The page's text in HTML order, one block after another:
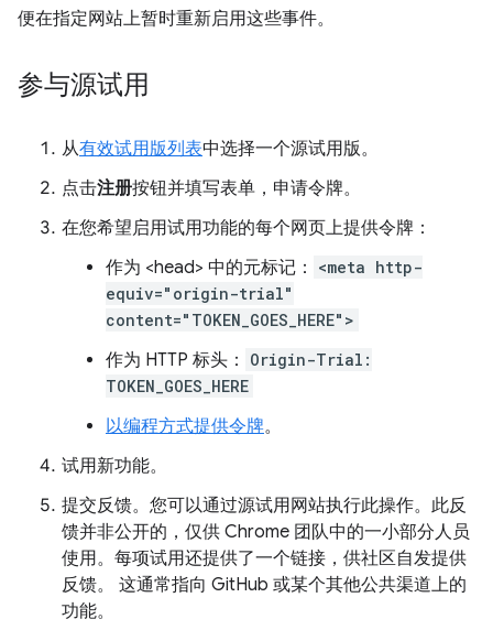
便在指定网站上暂时重新启用这些事件。
参与源试用
从有效试用版列表中选择一个源试用版。
点击注册按钮并填写表单，申请令牌。
在您希望启用试用功能的每个网页上提供令牌：
作为 <head> 中的元标记：
<meta http-
equiv="origin-trial"
content="TOKEN_GOES_HERE">
作为 HTTP 标头：
Origin-Trial:
TOKEN_GOES_HERE
以编程方式提供令牌。
试用新功能。
提交反馈。您可以通过源试用网站执行此操作。此反
馈并非公开的，仅供 Chrome 团队中的一小部分人员
使用。每项试用还提供了一个链接，供社区自发提供
反馈。 这通常指向 GitHub 或某个其他公共渠道上的
功能。